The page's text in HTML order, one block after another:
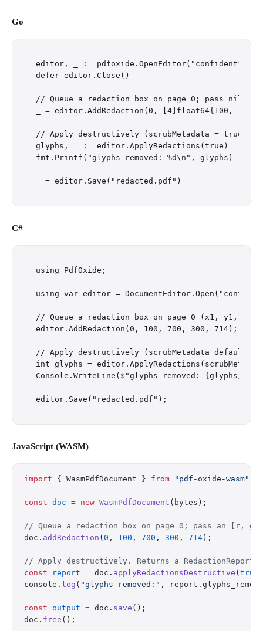
Go
editor, _ :=
defer editor.Close()
// Queue a redaction box on page 0; pass nil
_ = editor.AddRedaction(0, [4]float64{100,
// Apply destructively (scrubMetadata = true).
glyphs, _ := editor.ApplyRedactions(true)
fmt.Printf("glyphs removed: %d\n", glyphs)
C#
using PdfOxide;
using var editor =
// Queue a redaction box on page 0 (x1, y1,
editor.AddRedaction(0, 100, 700, 300, 714);
// Apply destructively (scrubMetadata defaults
int glyphs =
Console.WriteLine($"glyphs removed: {glyphs}");
JavaScript (WASM)
import { WasmPdfDocument } from "pdf-oxide-wasm"
const doc = new WasmPdfDocument (bytes);
// Queue a redaction box on page 0; pass an [r,
doc. addRedaction ( 0 , 100 , 700 , 300 , 714 );
// Apply destructively. Returns a RedactionReport
const report = doc. applyRedactionsDestructive ( true
console. log ( "glyphs removed:" ,
const output = doc. save ();
doc. free ();